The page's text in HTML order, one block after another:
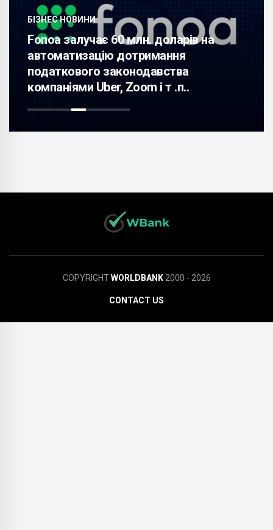
60 млн. доларів на
дотримання
законодавства
Uber, Zoom і т .п..
БІЗНЕС
COPYRIGHTWORLDBANK2000 - 2026
CONTACT US